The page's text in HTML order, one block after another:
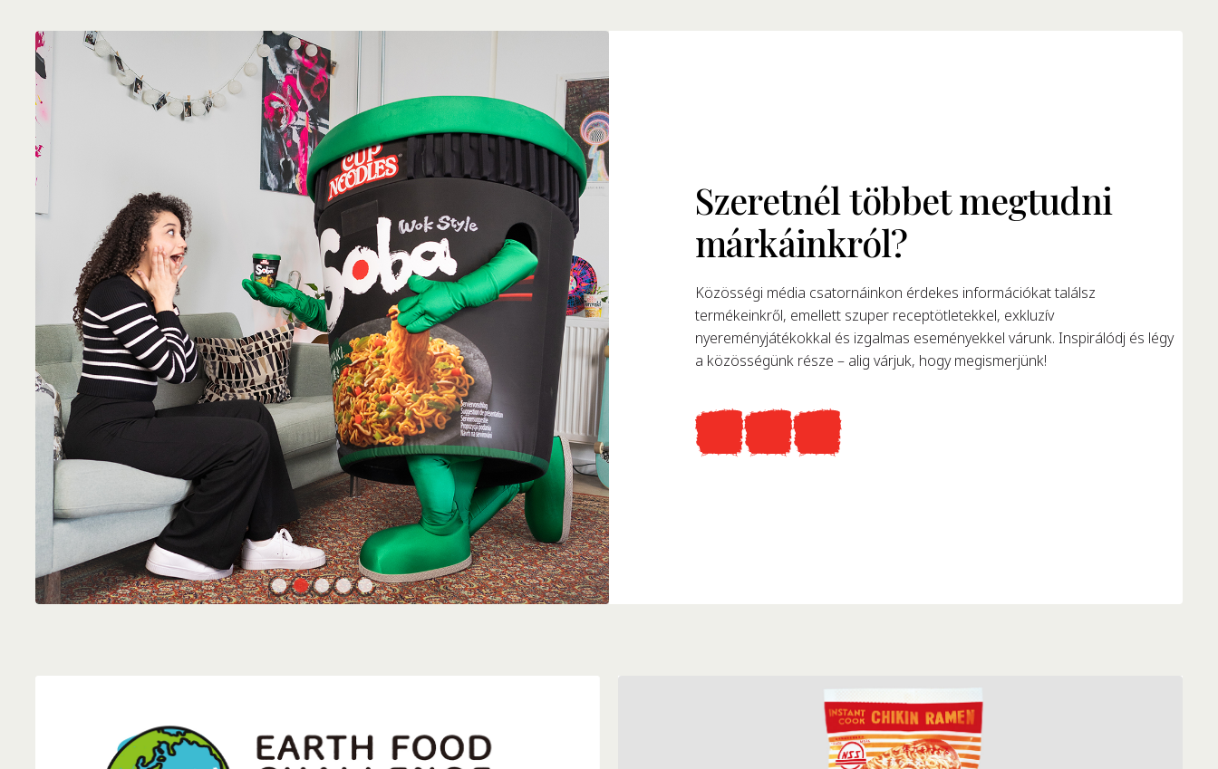
Szeretnél többet megtudni
márkáinkról?
Közösségi média csatornáinkon érdekes információkat találsz
termékeinkről, emellett szuper receptötletekkel, exkluzív
nyereményjátékokkal és izgalmas eseményekkel várunk. Inspirálódj és légy
a közösségünk része – alig várjuk, hogy megismerjünk!
Tudtad, hogy...